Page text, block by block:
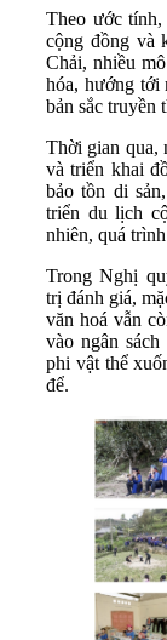
Theo ước
cộng đồng và
Chải, nhiều
hóa, hướng tới
bản sắc truyền
Thời gian qua,
và triển khai
bảo tồn di
triển du lịch
nhiên, quá
Trong Nghị
trị đánh giá,
văn hoá vẫn
vào ngân
phi vật thể
để.